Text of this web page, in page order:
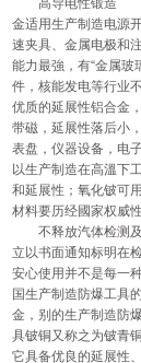
金适用生产制造电源
速夹具、金属电极和
能力最強，有“金属
件，核能发电等行业
优质的延展性铝合金
带磁，延展性落后小
表盘，仪器设备，电
以生产制造在高溫下
和延展性；氧化铍可
材料要历经國家权威
不释放汽体检测及
立以书面通知标明在
安心使用并不是每一
国生产制造防爆工具
金，别的生产制造防
具铍铜又称之为铍青
它具备优良的延展性